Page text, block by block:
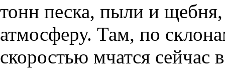
тонн песка, пыли и щебня,
атмосферу. Там, по
скоростью мчатся сейчас